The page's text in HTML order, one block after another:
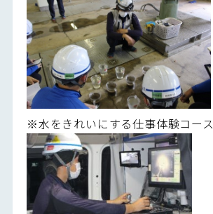
※水をきれいにする仕事体験コース